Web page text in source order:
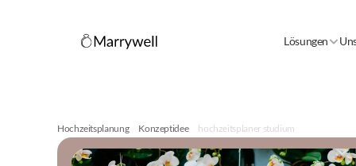
Lösungen
Hochzeitsplanung Konzeptidee hochzeitsplaner studium